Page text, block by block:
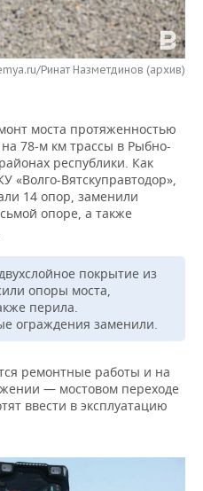
Ринат Назметдинов (архив)
моста протяженностью
78-м км трассы в Рыбно-
республики. Как
«Волго-Вятскуправтодор»,
14 опор, заменили
опоре, а также
покрытие из
опоры моста,
перила.
ограждения заменили.
ремонтные работы и на
— мостовом переходе
ввести в эксплуатацию